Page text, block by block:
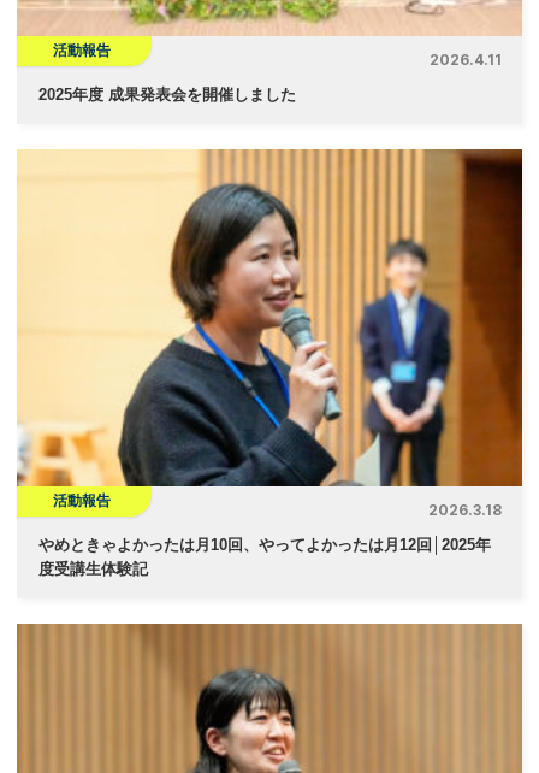
活動報告
2026.4.11
2025年度 成果発表会を開催しました
活動報告
2026.3.18
やめときゃよかったは月10回、やってよかったは月12回│2025年
度受講生体験記